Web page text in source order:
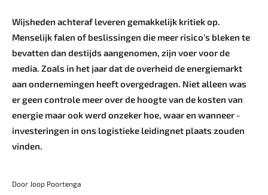
Wijsheden achteraf leveren gemakkelijk kritiek op.
Menselijk falen of beslissingen die meer ­risico’s bleken te
bevatten dan destijds aangenomen, zijn voer voor de
media. Zoals in het jaar dat de ­overheid de energiemarkt
aan ondernemingen heeft overgedragen. Niet alleen was
er geen ­controle meer over de hoogte van de kosten van
energie maar ook werd onzeker hoe, waar en wanneer ­
investeringen in ons logistieke leidingnet plaats zouden
vinden.
Door Joop Poortenga